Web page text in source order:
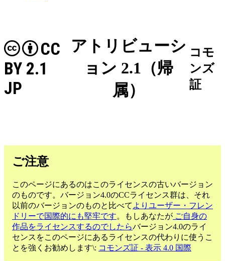
アトリビューシ
ョン 2.1（帰
属）
CC
BY 2.1
JP
コモ
ンズ
証
ご注意
このページにあるのはこのライセンスの古いバージョン
のものです。バージョン4.0のCCライセンス群は、それ
以前のバージョンのものと比べて よりユーザー・フレン
ドリーで国際的にも堅牢です。もしあなたが ご自身の
作品をライセンスするのでしたらバージョン4.0のライ
センスをこのページにあるライセンスの代わりに使うこ
とを強くお勧めします\: コモンズ証 - 表示 4.0 国際